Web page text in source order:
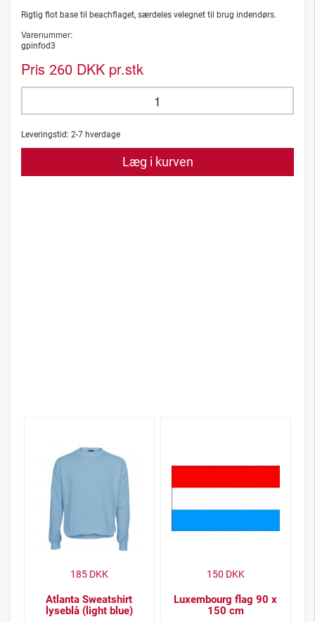
Rigtig flot base til beachflaget, særdeles velegnet til brug indendørs.
Varenummer:
gpinfod3
Pris 260 DKK pr.stk
Leveringstid: 2-7 hverdage
Læg i kurven
Atlanta Sweatshirt
lyseblå (light blue)
185DKK
Luxembourg flag 90 x
150 cm
150 DKK